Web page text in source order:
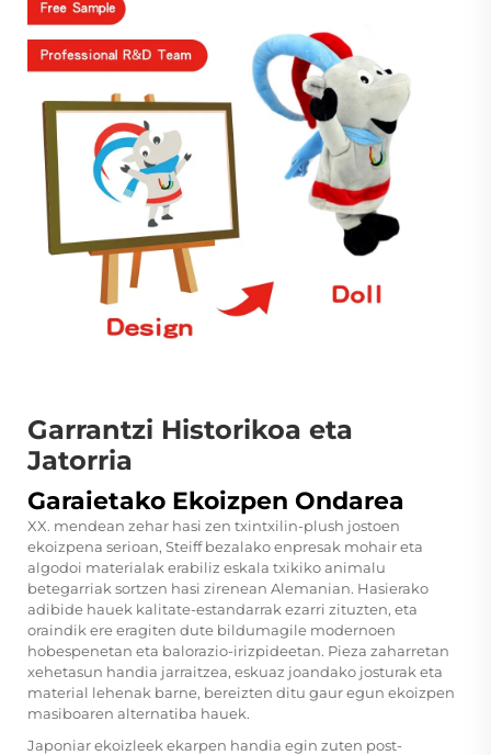
Garrantzi Historikoa eta
Jatorria
Garaietako Ekoizpen Ondarea
XX. mendean zehar hasi zen txintxilin-plush jostoen
ekoizpena serioan, Steiff bezalako enpresak mohair eta
algodoi materialak erabiliz eskala txikiko animalu
betegarriak sortzen hasi zirenean Alemanian. Hasierako
adibide hauek kalitate-estandarrak ezarri zituzten, eta
oraindik ere eragiten dute bildumagile modernoen
hobespenetan eta balorazio-irizpideetan. Pieza zaharretan
xehetasun handia jarraitzea, eskuaz joandako josturak eta
material lehenak barne, bereizten ditu gaur egun ekoizpen
masiboaren alternatiba hauek.
Japoniar ekoizleek ekarpen handia egin zuten post-